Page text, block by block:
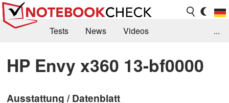
Tests News
Videos
Kaufberatung
Deals Suche
Jobs
Forum
...
HP Envy x360 13-bf0000
Ausstattung / Datenblatt